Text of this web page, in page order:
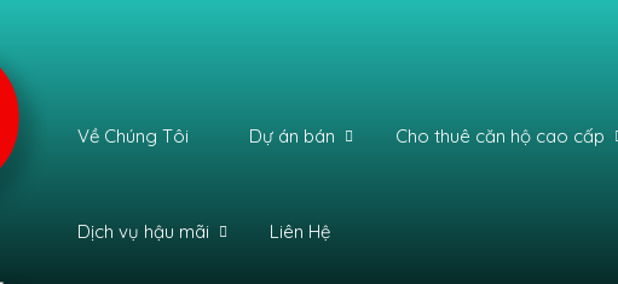
Về Chúng Tôi Dự án bán Cho thuê căn hộ cao cấp
Dịch vụ hậu mãi Liên Hệ